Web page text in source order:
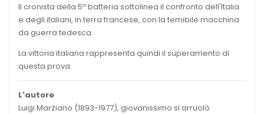
Il cronista della 5ª batteria sottolinea il confronto dell'Italia
e degli italiani, in terra francese, con la temibile macchina
da guerra tedesca.
La vittoria italiana rappresenta quindi il superamento di
questa prova.
L'autore
Luigi Marziano (1893-1977), giovanissimo si arruolò